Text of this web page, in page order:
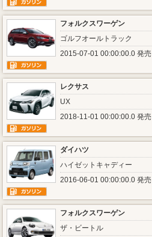
フォルクスワーゲン
ゴルフオールトラック
2015-07-01 00:00:00.0 発売
レクサス
UX
2018-11-01 00:00:00.0 発売
ダイハツ
ハイゼットキャディー
2016-06-01 00:00:00.0 発売
フォルクスワーゲン
ザ・ビートル